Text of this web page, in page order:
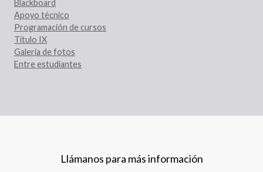
Blackboard
Apoyo técnico
Programación de cursos
Título IX
Galería de fotos
Entre estudiantes
Llámanos para más información